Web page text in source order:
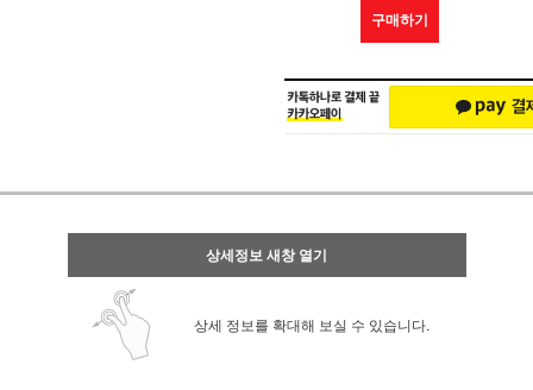
구매하기
상세정보 새창 열기
상세 정보를 확대해 보실 수 있습니다.